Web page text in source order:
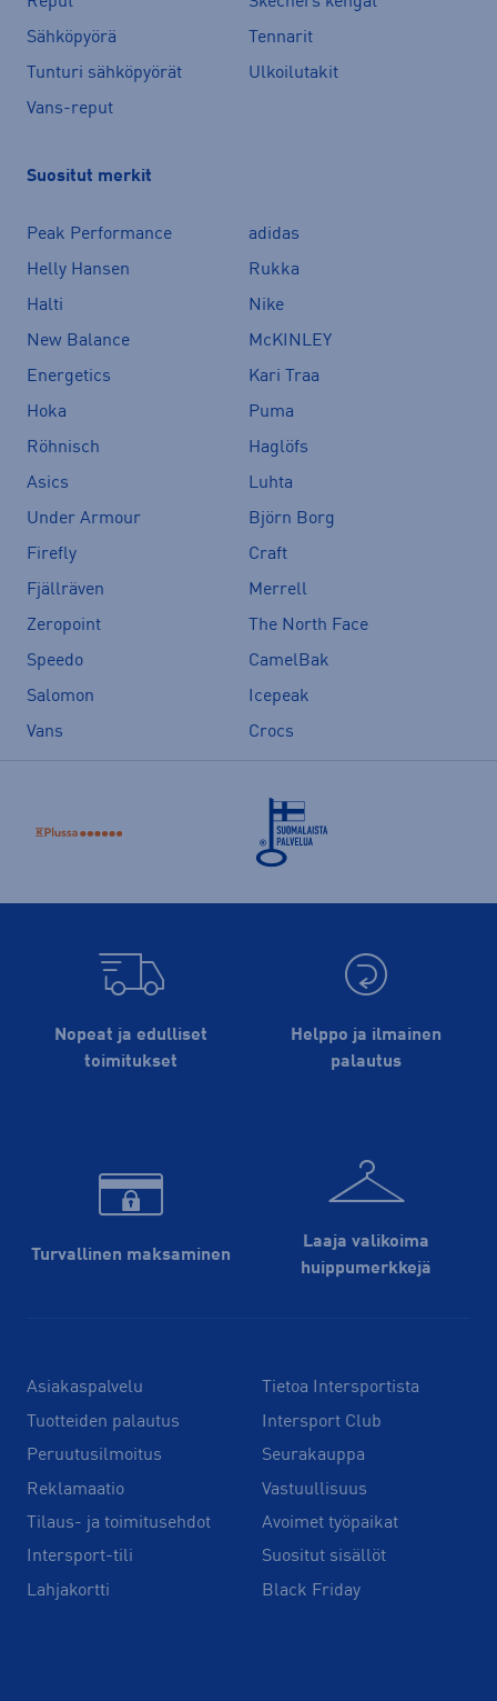
Sähköpyörä
Tennarit
Tunturi sähköpyörät
Ulkoilutakit
Vans-reput
Suositut merkit
Peak Performance
adidas
Helly Hansen
Rukka
Halti
Nike
New Balance
McKINLEY
Energetics
Kari Traa
Hoka
Puma
Röhnisch
Haglöfs
Asics
Luhta
Under Armour
Björn Borg
Firefly
Craft
Fjällräven
Merrell
Zeropoint
The North Face
Speedo
CamelBak
Salomon
Icepeak
Vans
Crocs
Nopeat ja edulliset
toimitukset
Helppo ja ilmainen
palautus
Turvallinen maksaminen
Laaja valikoima
huippu­merkkejä
Asiakaspalvelu
Tuotteiden palautus
Peruutusilmoitus
Reklamaatio
Tilaus- ja toimitusehdot
Intersport-tili
Lahjakortti
Tietoa Intersportista
Intersport Club
Seurakauppa
Vastuullisuus
Avoimet työpaikat
Suositut sisällöt
Black Friday